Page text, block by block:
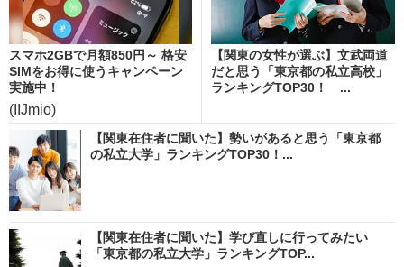
スマホ2GBで月額850円～ 格安
SIMをお得に使うキャンペーン
実施中！
(IIJmio)
【関東の女性が選ぶ】文武両道
だと思う「東京都の私立高校」
ランキングTOP30！ ...
【関東在住者に聞いた】勢いがあると思う「東京都
の私立大学」ランキングTOP30！...
【関東在住者に聞いた】学び直しに行ってみたい
「東京都の私立大学」ランキングTOP...